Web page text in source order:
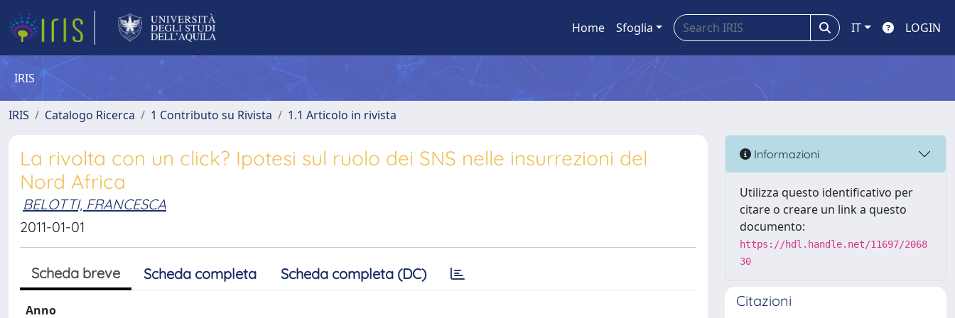
Home Sfoglia IT LOGIN
IRIS
IRIS Catalogo Ricerca 1 Contributo su Rivista 1.1 Articolo in rivista
La rivolta con un click? Ipotesi sul ruolo dei SNS nelle insurrezioni del
Nord Africa
BELOTTI, FRANCESCA
2011-01-01
Scheda breve Scheda completa Scheda completa (DC)
Anno
Informazioni
Utilizza questo identificativo per
citare o creare un link a questo
documento:
https://hdl.handle.net/11697/2068
30
Citazioni